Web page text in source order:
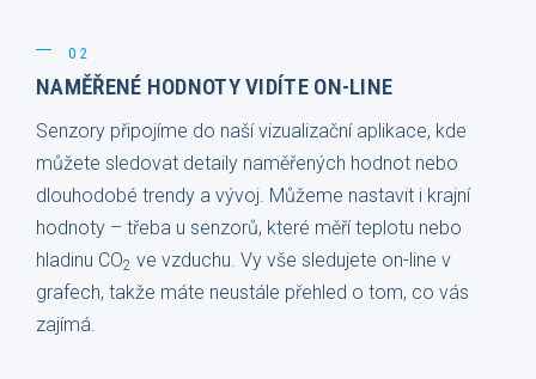
02
NAMĚŘENÉ HODNOTY VIDÍTE ON-LINE
Senzory připojíme do naší vizualizační aplikace, kde
můžete sledovat detaily naměřených hodnot nebo
dlouhodobé trendy a vývoj. Můžeme nastavit i krajní
hodnoty – třeba u senzorů, které měří teplotu nebo
hladinu CO2 ve vzduchu. Vy vše sledujete on-line v
grafech, takže máte neustále přehled o tom, co vás
zajímá.